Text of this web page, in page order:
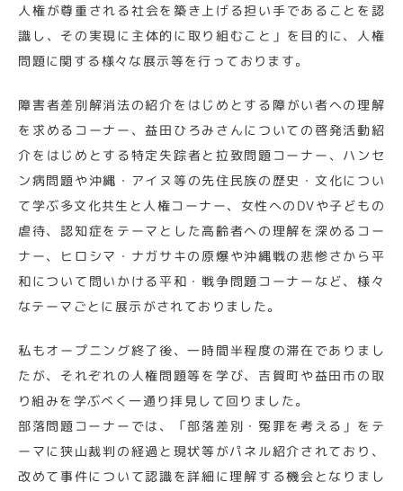
人権が尊重される社会を築き上げる担い手であることを認
識し、その実現に主体的に取り組むこと」を目的に、人権
問題に関する様々な展示等を行っております。
障害者差別解消法の紹介をはじめとする障がい者への理解
を求めるコーナー、益田ひろみさんについての啓発活動紹
介をはじめとする特定失踪者と拉致問題コーナー、ハンセ
ン病問題や沖縄・アイヌ等の先住民族の歴史・文化につい
て学ぶ多文化共生と人権コーナー、女性へのDVや子どもの
虐待、認知症をテーマとした高齢者への理解を深めるコー
ナー、ヒロシマ・ナガサキの原爆や沖縄戦の悲惨さから平
和について問いかける平和・戦争問題コーナーなど、様々
なテーマごとに展示がされておりました。
私もオープニング終了後、一時間半程度の滞在でありまし
たが、それぞれの人権問題等を学び、吉賀町や益田市の取
り組みを学ぶべく一通り拝見して回りました。
部落問題コーナーでは、「部落差別・冤罪を考える」をテ
ーマに狭山裁判の経過と現状等がパネル紹介されており、
改めて事件について認識を詳細に理解する機会となりまし